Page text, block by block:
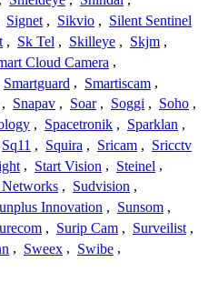
Signet , Sikvio , Silent Sentinel
, Sk Tel , Skilleye , Skjm ,
Cloud Camera ,
Smartguard , Smartiscam ,
, Snapav , Soar , Soggi , Soho ,
, Spacetronik , Sparklan ,
Sq11 , Squira , Sricam , Sricctv
, Start Vision , Steinel ,
Networks , Sudvision ,
Innovation , Sunsom ,
, Surip Cam , Surveilist ,
, Sweex , Swibe ,